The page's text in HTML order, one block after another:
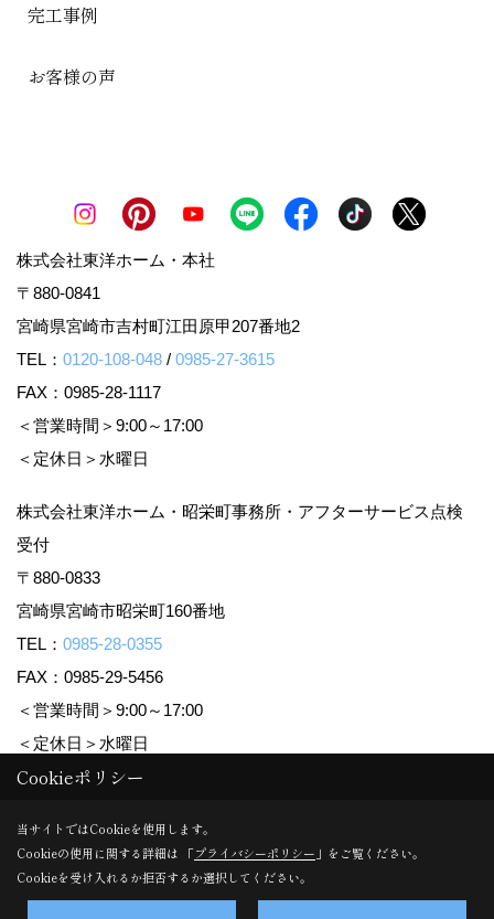
完工事例
お客様の声
株式会社東洋ホーム・本社
〒880-0841
宮崎県宮崎市吉村町江田原甲207番地2
TEL： 0120-108-048 / 0985-27-3615
FAX：0985-28-1117
＜営業時間＞9:00～17:00
＜定休日＞水曜日
株式会社東洋ホーム・昭栄町事務所・アフターサービス点検
受付
〒880-0833
宮崎県宮崎市昭栄町160番地
TEL： 0985-28-0355
FAX：0985-29-5456
＜営業時間＞9:00～17:00
＜定休日＞水曜日
Copyright (c) TOYO HOME Co., Ltd. All Rights Reserved.
Produced byゴデスクリエイト
Cookieポリシー
当サイトではCookieを使用します。
Cookieの使用に関する詳細は 「プライバシーポリシー 」をご覧ください。
Cookieを受け入れるか拒否するか選択してください。